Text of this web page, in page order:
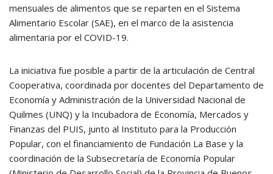
mensuales de alimentos que se reparten en el Sistema
Alimentario Escolar (SAE), en el marco de la asistencia
alimentaria por el COVID-19.
La iniciativa fue posible a partir de la articulación de Central
Cooperativa, coordinada por docentes del Departamento de
Economía y Administración de la Universidad Nacional de
Quilmes (UNQ) y la Incubadora de Economía, Mercados y
Finanzas del PUIS, junto al Instituto para la Producción
Popular, con el financiamiento de Fundación La Base y la
coordinación de la Subsecretaría de Economía Popular